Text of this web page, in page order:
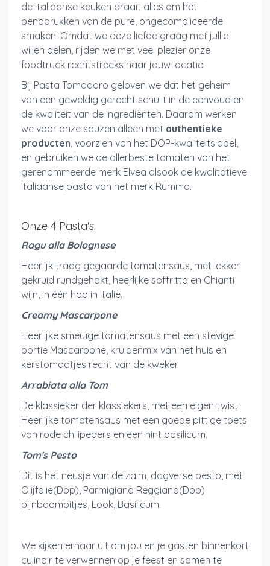
de Italiaanse keuken draait alles om het
benadrukken van de pure, ongecompliceerde
smaken. Omdat we deze liefde graag met jullie
willen delen, rijden we met veel plezier onze
foodtruck rechtstreeks naar jouw locatie.
Bij Pasta Tomodoro geloven we dat het geheim
van een geweldig gerecht schuilt in de eenvoud en
de kwaliteit van de ingrediënten. Daarom werken
we voor onze sauzen alleen met authentieke
producten, voorzien van het DOP-kwaliteitslabel,
en gebruiken we de allerbeste tomaten van het
gerenommeerde merk Elvea alsook de kwalitatieve
Italiaanse pasta van het merk Rummo.
Onze 4 Pasta's:
Ragu alla Bolognese
Heerlijk traag gegaarde tomatensaus, met lekker
gekruid rundgehakt, heerlijke soffritto en Chianti
wijn, in één hap in Italië.
Creamy Mascarpone
Heerlijke smeuïge tomatensaus met een stevige
portie Mascarpone, kruidenmix van het huis en
kerstomaatjes recht van de kweker.
Arrabiata alla Tom
De klassieker der klassiekers, met een eigen twist.
Heerlijke tomatensaus met een goede pittige toets
van rode chilipepers en een hint basilicum.
Tom's Pesto
Dit is het neusje van de zalm, dagverse pesto, met
Olijfolie(Dop), Parmigiano Reggiano(Dop)
pijnboompitjes, Look, Basilicum.
We kijken ernaar uit om jou en je gasten binnenkort
culinair te verwennen op je feest en samen te